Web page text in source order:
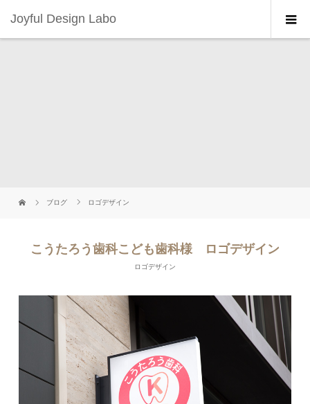
Joyful Design Labo
ブログ ロゴデザイン
こうたろう歯科こども歯科様 ロゴデザイン
ロゴデザイン